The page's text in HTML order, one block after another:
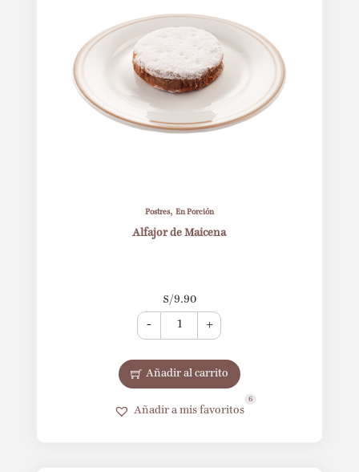
Postres, En Porción
Alfajor de Maicena
S/9.90
- +
Añadir al carrito
Añadir a mis favoritos
6